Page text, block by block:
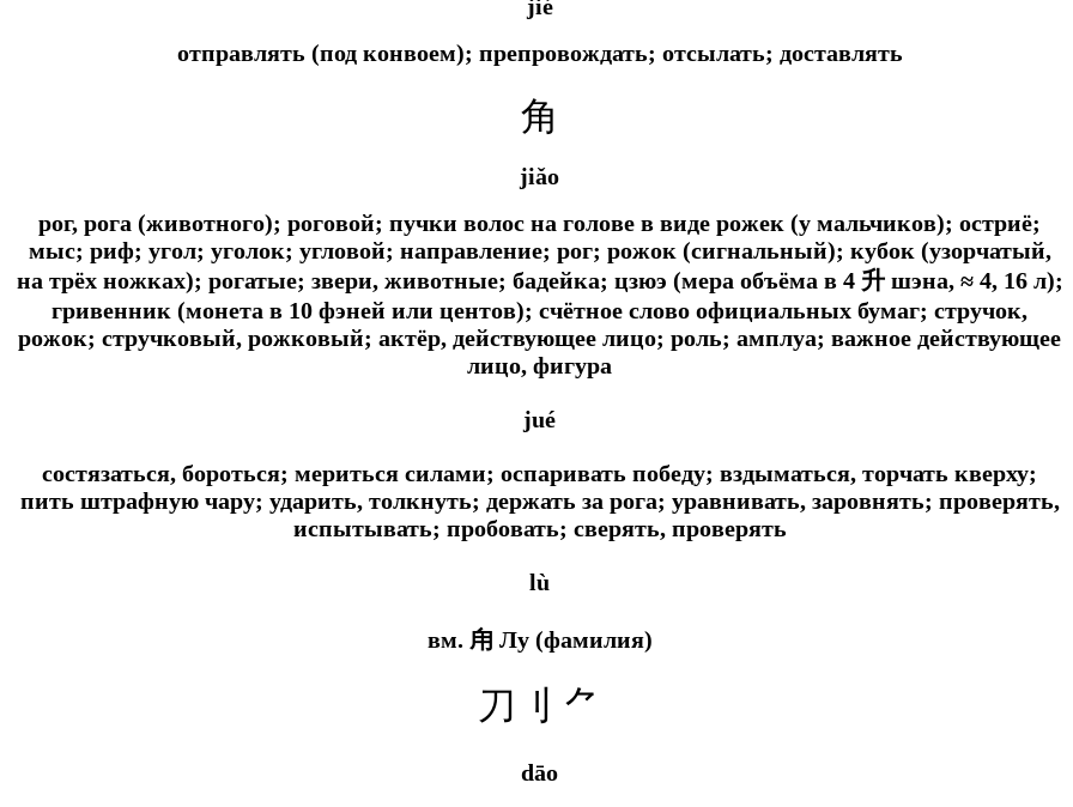
jié
отправлять (под конвоем); препровождать; отсылать; доставлять
角
jiǎo
рог, рога (животного); роговой; пучки волос на голове в виде рожек (у мальчиков); остриё;
мыс; риф; угол; уголок; угловой; направление; рог; рожок (сигнальный); кубок (узорчатый,
на трёх ножках); рогатые; звери, животные; бадейка; цзюэ (мера объёма в 4 升 шэна, ≈ 4, 16 л);
гривенник (монета в 10 фэней или центов); счётное слово официальных бумаг; стручок,
рожок; стручковый, рожковый; актёр, действующее лицо; роль; амплуа; важное действующее
лицо, фигура
jué
состязаться, бороться; мериться силами; оспаривать победу; вздыматься, торчать кверху;
пить штрафную чару; ударить, толкнуть; держать за рога; уравнивать, заровнять; проверять,
испытывать; пробовать; сверять, проверять
lù
вм. 甪 Лу (фамилия)
刀刂 ⺈
dāo